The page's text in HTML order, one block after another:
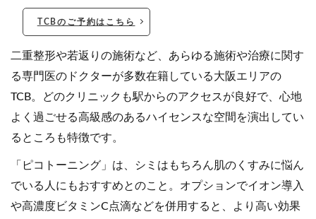
TCBのご予約はこちら
二重整形や若返りの施術など、あらゆる施術や治療に関す
る専門医のドクターが多数在籍している大阪エリアの
TCB。どのクリニックも駅からのアクセスが良好で、心地
よく過ごせる高級感のあるハイセンスな空間を演出してい
るところも特徴です。
「ピコトーニング」は、シミはもちろん肌のくすみに悩ん
でいる人にもおすすめとのこと。オプションでイオン導入
や高濃度ビタミンC点滴などを併用すると、より高い効果